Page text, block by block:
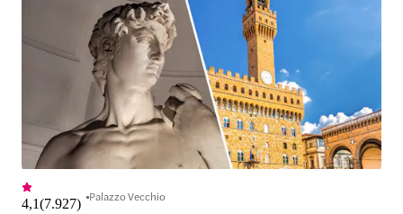
4,1(7.927) Palazzo Vecchio